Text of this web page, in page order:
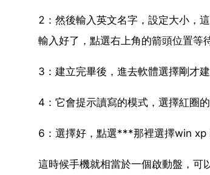
2：然後輸入英文名字，設定大小，
輸入好了，點選右上角的箭頭位置等
3：建立完畢後，進去軟體選擇剛才建
4：它會提示讀寫的模式，選擇紅圈的
6：選擇好，點選***那裡選擇win xp
這時候手機就相當於一個啟動盤，可